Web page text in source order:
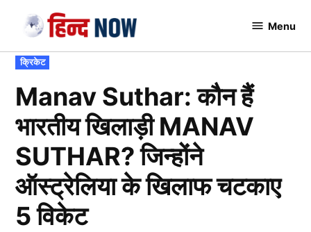
content
Menu
POSTED
IN
क्रिकेट
Manav Suthar: कौन हैं
भारतीय खिलाड़ी MANAV
SUTHAR? जिन्होंने
ऑस्ट्रेलिया के खिलाफ चटकाए
5 विकेट